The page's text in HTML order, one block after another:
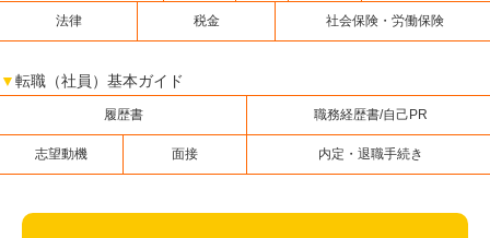
法律 税金 社会保険・労働保険
▼転職（社員）基本ガイド
履歴書 職務経歴書/自己PR
志望動機 面接 内定・退職手続き